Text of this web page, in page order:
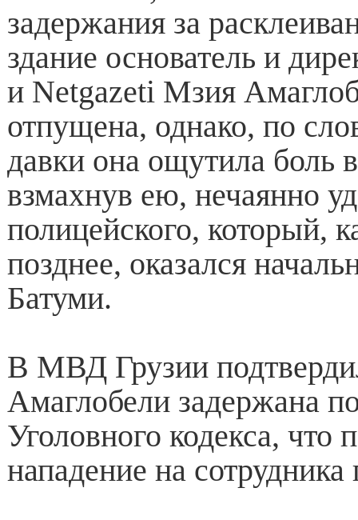
задержания за
здание основатель и
и Netgazeti Мзия
отпущена, однако, по
давки она ощутила боль
взмахнув ею, нечаянно
полицейского, который,
позднее, оказался
Батуми.
В МВД Грузии
Амаглобели задержана
Уголовного кодекса, что
нападение на